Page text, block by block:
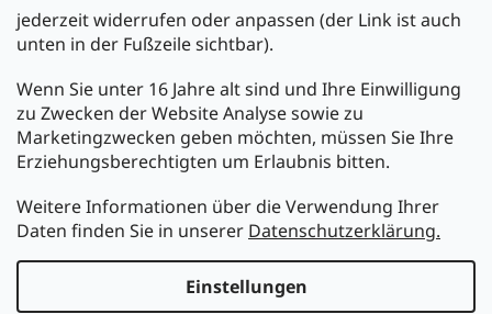
jederzeit widerrufen oder anpassen (der Link ist auch
unten in der Fußzeile sichtbar).
Wenn Sie unter 16 Jahre alt sind und Ihre Einwilligung
zu Zwecken der Website Analyse sowie zu
Marketingzwecken geben möchten, müssen Sie Ihre
Erziehungsberechtigten um Erlaubnis bitten.
Weitere Informationen über die Verwendung Ihrer
Daten finden Sie in unserer Datenschutzerklärung.
Einstellungen
E-Mail
Melden Sie sich jetzt für den mükra Newsletter an,
kostenlos und jederzeit kündbar! Mit der Anmeldung zum
Newsletter bestätigen Sie Ihr Einverständnis mit der
Datenschutzerklärung.
ANMELDEN